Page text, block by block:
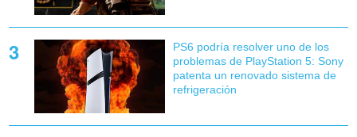
PS6 podría resolver uno de los
problemas de PlayStation 5: Sony
patenta un renovado sistema de
refrigeración